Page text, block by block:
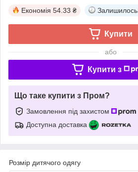
Економія 54.33 ₴ Залишилось
Купити
або
Купити з
Що таке купити з Пром?
Замовлення під захистом
Доступна доставка
Розмір дитячого одягу